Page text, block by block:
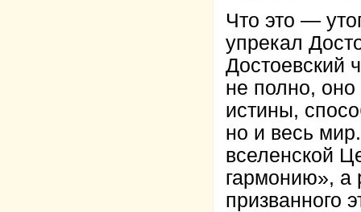
Что это —
упрекал
Достоевский
не полно, оно
истины,
но и весь
вселенской
гармонию», а
призванного